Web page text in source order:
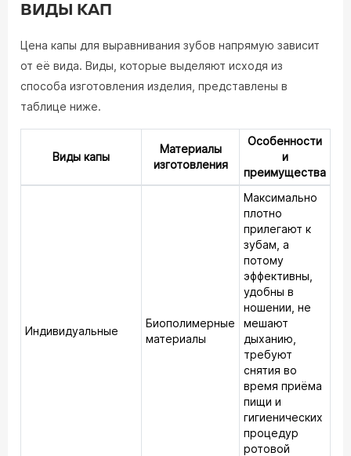
ВИДЫ КАП
Цена капы для выравнивания зубов напрямую зависит
от её вида. Виды, которые выделяют исходя из
способа изготовления изделия, представлены в
таблице ниже.
Виды капы
Материалы
изготовления
Особенности
и
преимущества
Индивидуальные
Биополимерные
материалы
Максимально
плотно
прилегают к
зубам, а
потому
эффективны,
удобны в
ношении, не
мешают
дыханию,
требуют
снятия во
время приёма
пищи и
гигиенических
процедур
ротовой